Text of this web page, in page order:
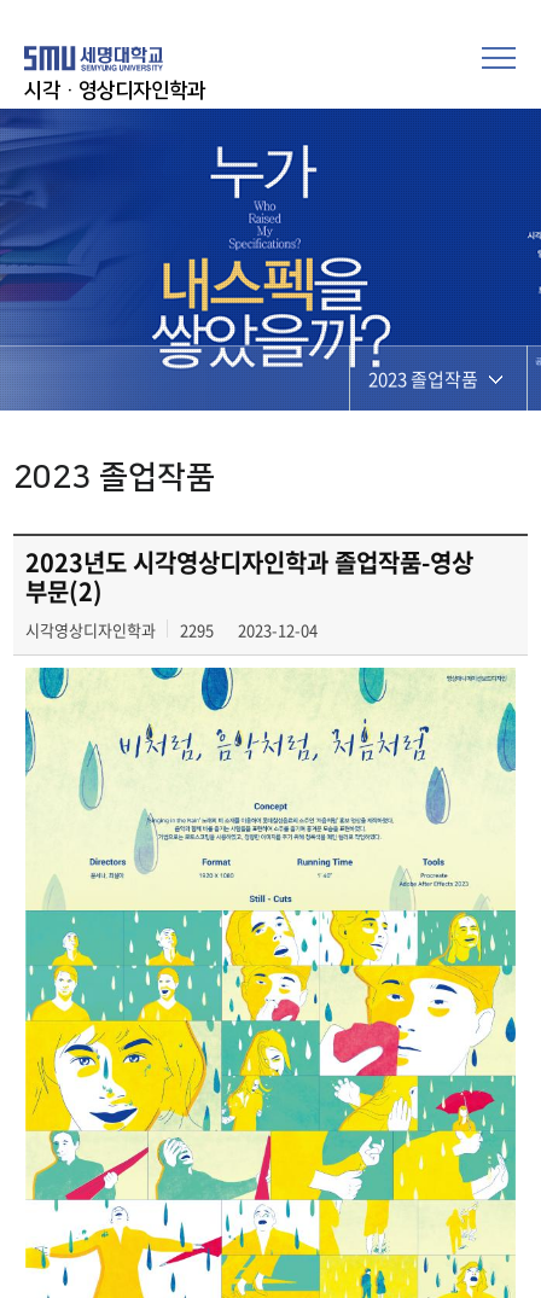
시각·영상디자인학과
2023 졸업작품
2024 졸업전시
2026 졸업전시
2023 졸업작품
2023년도 시각영상디자인학과 졸업작품-영상
부문(2)
시각영상디자인학과 2295 2023-12-04